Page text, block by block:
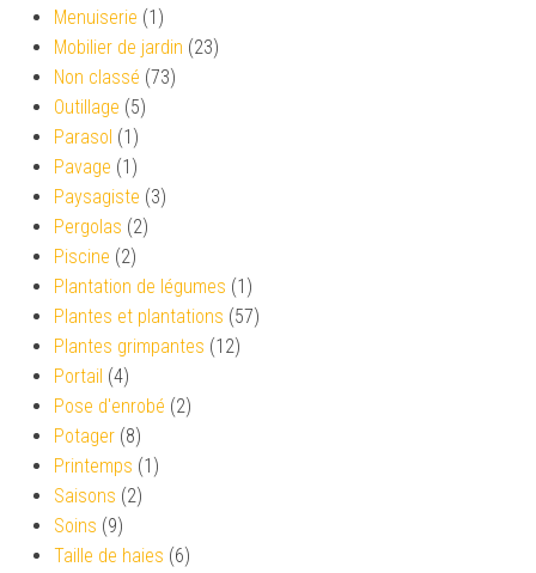
Menuiserie (1)
Mobilier de jardin (23)
Non classé (73)
Outillage (5)
Parasol (1)
Pavage (1)
Paysagiste (3)
Pergolas (2)
Piscine (2)
Plantation de légumes (1)
Plantes et plantations (57)
Plantes grimpantes (12)
Portail (4)
Pose d'enrobé (2)
Potager (8)
Printemps (1)
Saisons (2)
Soins (9)
Taille de haies (6)